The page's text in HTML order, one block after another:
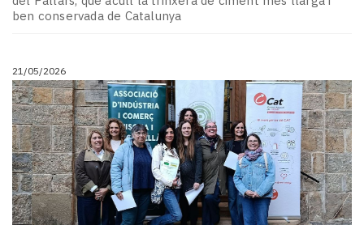
ben conservada de Catalunya
21/05/2026